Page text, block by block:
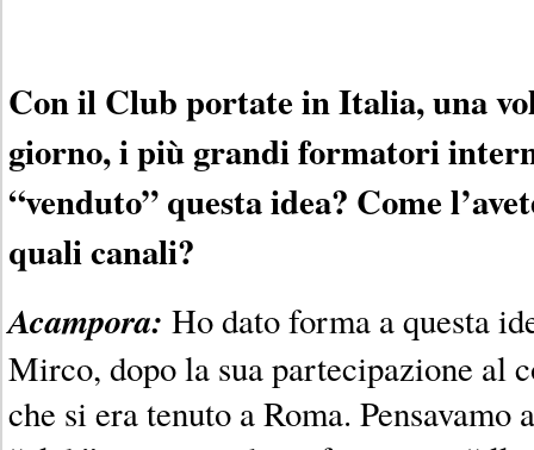
Con il Club portate in Italia, una
giorno, i più grandi formatori
“venduto” questa idea? Come
quali canali?
Acampora: Ho dato forma a questa
Mirco, dopo la sua partecipazione al
che si era tenuto a Roma. Pensavamo